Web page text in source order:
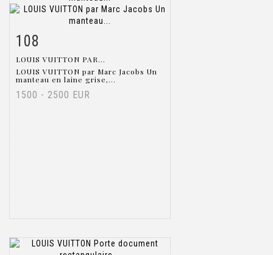
Item detail
108
LOUIS VUITTON PAR...
LOUIS VUITTON par Marc Jacobs Un
manteau en laine grise,...
1500 - 2500 EUR